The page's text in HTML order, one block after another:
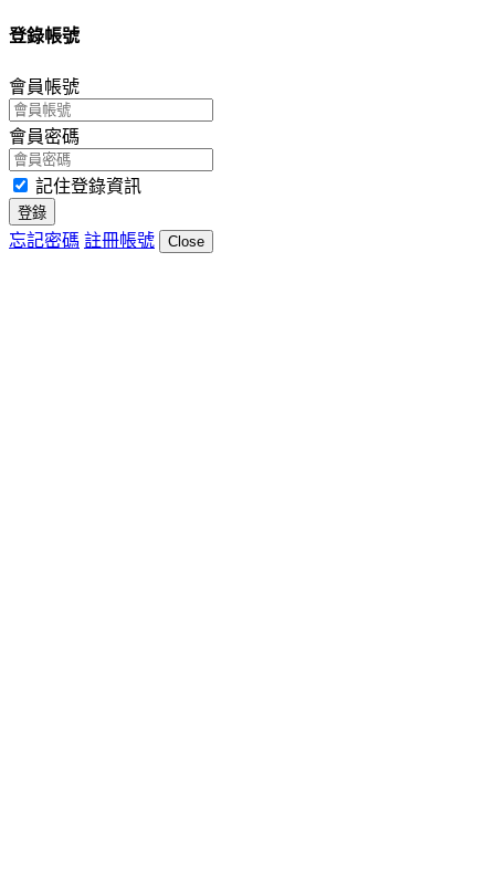
登錄帳號
會員帳號
會員密碼
記住登錄資訊
登錄
忘記密碼 註冊帳號 Close